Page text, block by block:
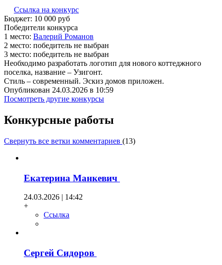
Ссылка на конкурс
Бюджет: 10 000 руб
Победители конкурса
1 место: Ва­лерий Ро­манов
2 место: победитель не выбран
3 место: победитель не выбран
Необходимо разработать логотип для нового коттеджного
поселка, название – Узигонт.
Стиль – современный. Эскиз домов приложен.
Опубликован 24.03.2026 в 10:59
Посмотреть другие конкурсы
Конкурсные работы
Свернуть все ветки комментариев (13)
Екатерина Манкевич
24.03.2026 | 14:42
+
Ссылка
Сергей Сидоров